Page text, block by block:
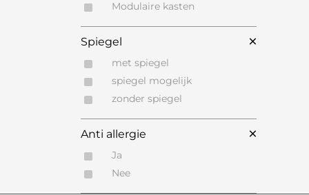
WENKO
WILLI SCHILLIG
WILLISAU
ZACK
ZUMSTEG BY WILLISAU
Zwart, koper
Zwart,koper
Modulaire kasten
Spiegel
met spiegel
spiegel mogelijk
zonder spiegel
Anti allergie
Ja
Nee